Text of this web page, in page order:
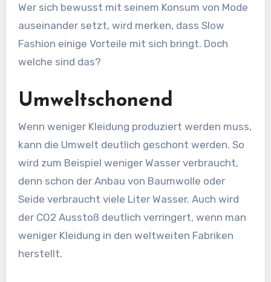
Wer sich bewusst mit seinem Konsum von Mode
auseinander setzt, wird merken, dass Slow
Fashion einige Vorteile mit sich bringt. Doch
welche sind das?
Umweltschonend
Wenn weniger Kleidung produziert werden muss,
kann die Umwelt deutlich geschont werden. So
wird zum Beispiel weniger Wasser verbraucht,
denn schon der Anbau von Baumwolle oder
Seide verbraucht viele Liter Wasser. Auch wird
der CO2 Ausstoß deutlich verringert, wenn man
weniger Kleidung in den weltweiten Fabriken
herstellt.